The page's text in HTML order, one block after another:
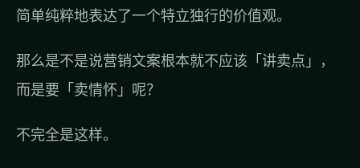
简单纯粹地表达了一个特立独行的价值观。
那么是不是说营销文案根本就不应该「讲卖点」，
而是要「卖情怀」呢？
不完全是这样。